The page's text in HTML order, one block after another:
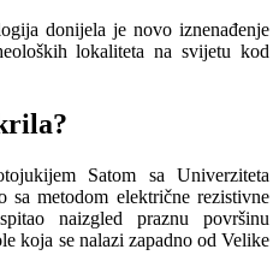
donijela je novo iznenađenje
lokaliteta na svijetu kod
Satom sa Univerziteta
metodom električne rezistivne
naizgled praznu površinu
koja se nalazi zapadno od Velike